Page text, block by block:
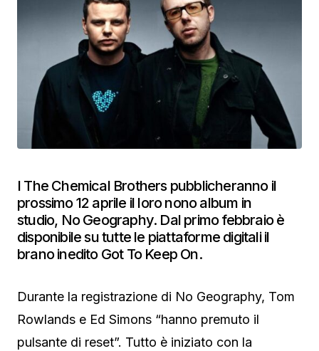
I The Chemical Brothers pubblicheranno il
prossimo 12 aprile il loro nono album in
studio, No Geography. Dal primo febbraio è
disponibile su tutte le piattaforme digitali il
brano inedito Got To Keep On.
Durante la registrazione di No Geography, Tom
Rowlands e Ed Simons “hanno premuto il
pulsante di reset”. Tutto è iniziato con la